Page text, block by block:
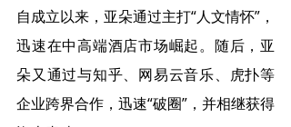
自成立以来，亚朵通过主打“人文情怀”，
迅速在中高端酒店市场崛起。随后，亚
朵又通过与知乎、网易云音乐、虎扑等
企业跨界合作，迅速“破圈”，并相继获得